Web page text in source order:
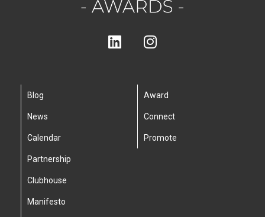
Blog
News
Calendar
Partnership
Clubhouse
Manifesto
Award
Connect
Promote